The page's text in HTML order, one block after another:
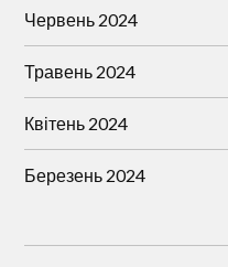
Червень 2024
Травень 2024
Квітень 2024
Березень 2024